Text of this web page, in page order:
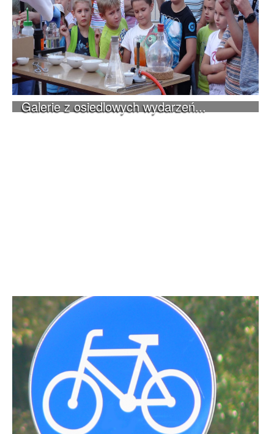
Galerie z osiedlowych wydarzeń...